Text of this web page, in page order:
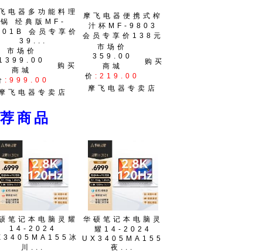
电器多功能料理
锅 经典版MF-
会员专享价
39...
市场价
购买
商城
:999.00
飞电器专卖店
摩飞电器便携式榨
汁杯MF-9803
会员专享价138元
市场价
359.00
购买
商城
价 :219.00
摩飞电器专卖店
品
笔记本电脑灵耀
14-2024
冰
川...
华硕笔记本电脑灵
耀14-2024
UX3405MA155
夜...